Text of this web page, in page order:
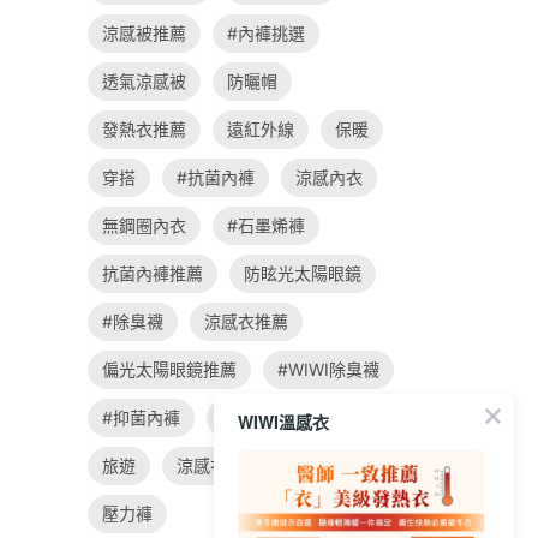
涼感被推薦 #內褲挑選
透氣涼感被 防曬帽
發熱衣推薦 遠紅外線 保暖
穿搭 #抗菌內褲 涼感內衣
無鋼圈內衣 #石墨烯褲
抗菌內褲推薦 防眩光太陽眼鏡
#除臭襪 涼感衣推薦
偏光太陽眼鏡推薦 #WIWI除臭襪
#抑菌內褲 親子 飲食
旅遊 涼感衣 #大學t穿搭
壓力褲
WIWI溫感衣